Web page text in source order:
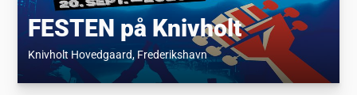
FESTEN på Knivholt
Knivholt Hovedgaard, Frederikshavn